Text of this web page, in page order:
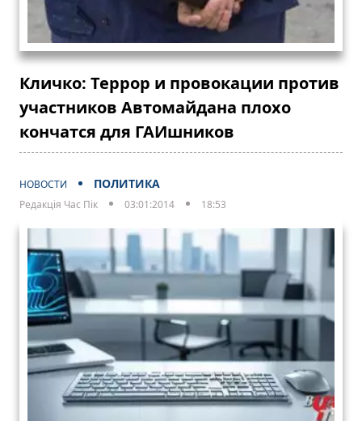
Кличко: Террор и провокации против
участников Автомайдана плохо
кончатся для ГАИшников
НОВОСТИ ПОЛИТИКА
Редакція Час Пік 03:01:2014 18:53